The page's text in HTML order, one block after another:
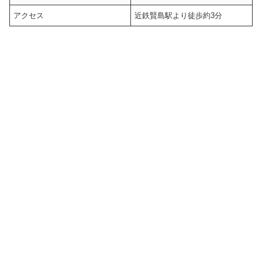
アクセス 近鉄賢島駅より徒歩約3分